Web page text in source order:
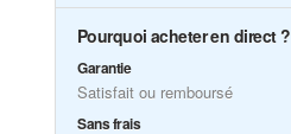
Pourquoi acheter en direct ?
Garantie
Satisfait ou remboursé
Sans frais